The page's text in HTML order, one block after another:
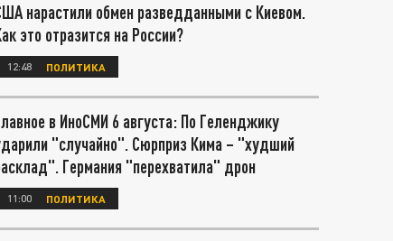
нарастили обмен разведданными с Киевом.
это отразится на России?
12:48 ПОЛИТИКА
в ИноСМИ 6 августа: По Геленджику
"случайно". Сюрприз Кима – "худший
Германия "перехватила" дрон
11:00 ПОЛИТИКА